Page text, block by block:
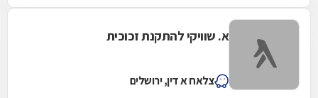
א. שוויקי להתקנת זכוכית
צלאח א דין, ירושלים